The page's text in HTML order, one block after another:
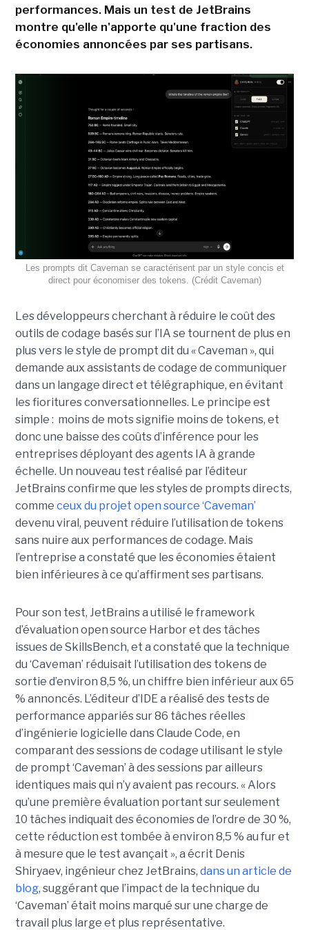
performances. Mais un test de JetBrains
montre qu'elle n'apporte qu'une fraction des
économies annoncées par ses partisans.
Les prompts dit Caveman se caractérisent par un style concis et
direct pour économiser des tokens. (Crédit Caveman)
Les développeurs cherchant à réduire le coût des
outils de codage basés sur l’IA se tournent de plus en
plus vers le style de prompt dit du « Caveman », qui
demande aux assistants de codage de communiquer
dans un langage direct et télégraphique, en évitant
les fioritures conversationnelles. Le principe est
simple : moins de mots signifie moins de tokens, et
donc une baisse des coûts d’inférence pour les
entreprises déployant des agents IA à grande
échelle. Un nouveau test réalisé par l’éditeur
JetBrains confirme que les styles de prompts directs,
comme ceux du projet open source ‘Caveman’
devenu viral, peuvent réduire l’utilisation de tokens
sans nuire aux performances de codage. Mais
l’entreprise a constaté que les économies étaient
bien inférieures à ce qu’affirment ses partisans.
Pour son test, JetBrains a utilisé le framework
d’évaluation open source Harbor et des tâches
issues de SkillsBench, et a constaté que la technique
du ‘Caveman’ réduisait l’utilisation des tokens de
sortie d’environ 8,5 %, un chiffre bien inférieur aux 65
% annoncés. L’éditeur d’IDE a réalisé des tests de
performance appariés sur 86 tâches réelles
d’ingénierie logicielle dans Claude Code, en
comparant des sessions de codage utilisant le style
de prompt ‘Caveman’ à des sessions par ailleurs
identiques mais qui n’y avaient pas recours. « Alors
qu’une première évaluation portant sur seulement
10 tâches indiquait des économies de l’ordre de 30 %,
cette réduction est tombée à environ 8,5 % au fur et
à mesure que le test avançait », a écrit Denis
Shiryaev, ingénieur chez JetBrains, dans un article de
blog, suggérant que l’impact de la technique du
‘Caveman’ était moins marqué sur une charge de
travail plus large et plus représentative.